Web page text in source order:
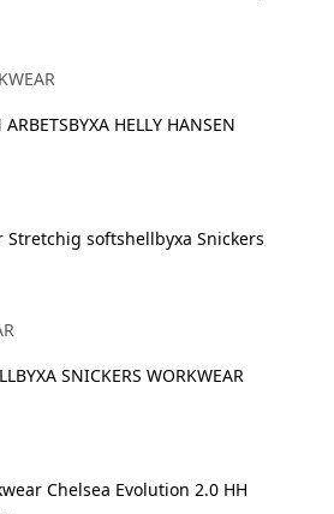
HELLY HANSEN
SNICKERS WORKWEAR